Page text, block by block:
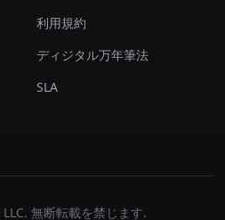
利用規約
ディジタル万年筆法
SLA
LLC. 無断転載を禁じます.